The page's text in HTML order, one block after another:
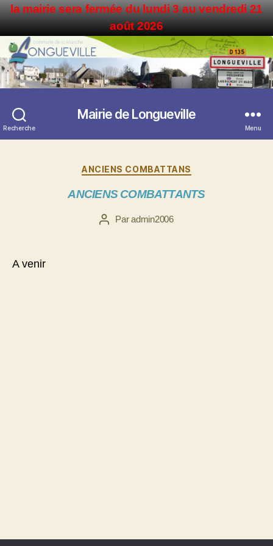
la mairie sera fermée du lundi 3 au vendredi 21
août 2026
Recherche
Mairie de Longueville
Menu
Catégories
ANCIENS COMBATTANS
ANCIENS COMBATTANTS
Auteur
Paradmin2006
A venir